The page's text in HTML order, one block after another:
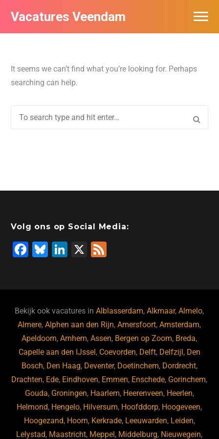
Vacatures Veendam
It seems we can’t find what you’re looking for. Perhaps
searching can help.
Volg ons op Social Media:
F
b
o
o
k
Bl
ky
Li
dI
n
X
Bekijk ook vacatures inAlblasserdam,Alkmaar,Almelo,
Almere,Alphen aan den Rijn,Amersfoort,Amsterdam,
Apeldoorn,Arnhem,Assen, Bergen op Zoom, Breda,
Capelle aan den IJssel , Coevorden, Delft, Delfzijl , Den
Bosch, Den Haag, Deventer, Doetinchem, Dordrecht,
Drachten, Ede, Eindhoven, Emmen, Enschede, Gorinchem,
Gouda, Groningen, Haarlem, Heerenveen, Heerlen,
Helmond, Hengelo, Hilversum, Hoofddorp, Hoogeveen,
Hoogezand, Hoorn, Kerkrade, Leeuwarden, Leiden,
Lelystad, Maastricht, Meppel , Middelburg, Nieuwegein,
Vacatures per bedrijf